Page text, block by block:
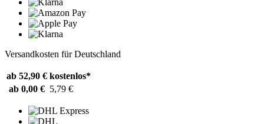
Versandkosten für Deutschland
ab 52,90 € kostenlos*
ab 0,00 € 5,79 €